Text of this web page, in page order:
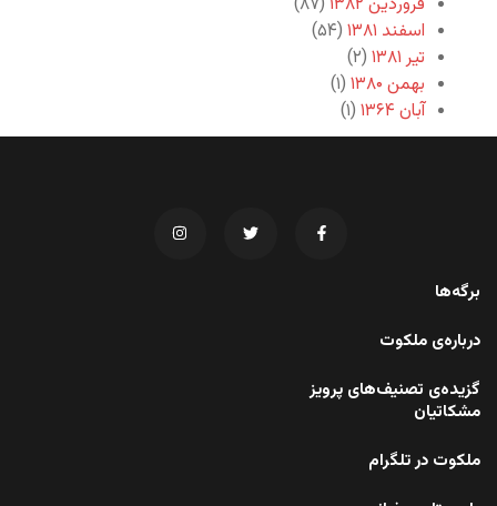
اسفند ۱۳۸۱
(۵۴)
تیر ۱۳۸۱
(۲)
بهمن ۱۳۸۰
(۱)
آبان ۱۳۶۴
(۱)
برگه‌ها
درباره‌ی ملکوت
گزیده‌ی تصنیف‌های پرویز
مشکاتیان
ملکوت در تلگرام